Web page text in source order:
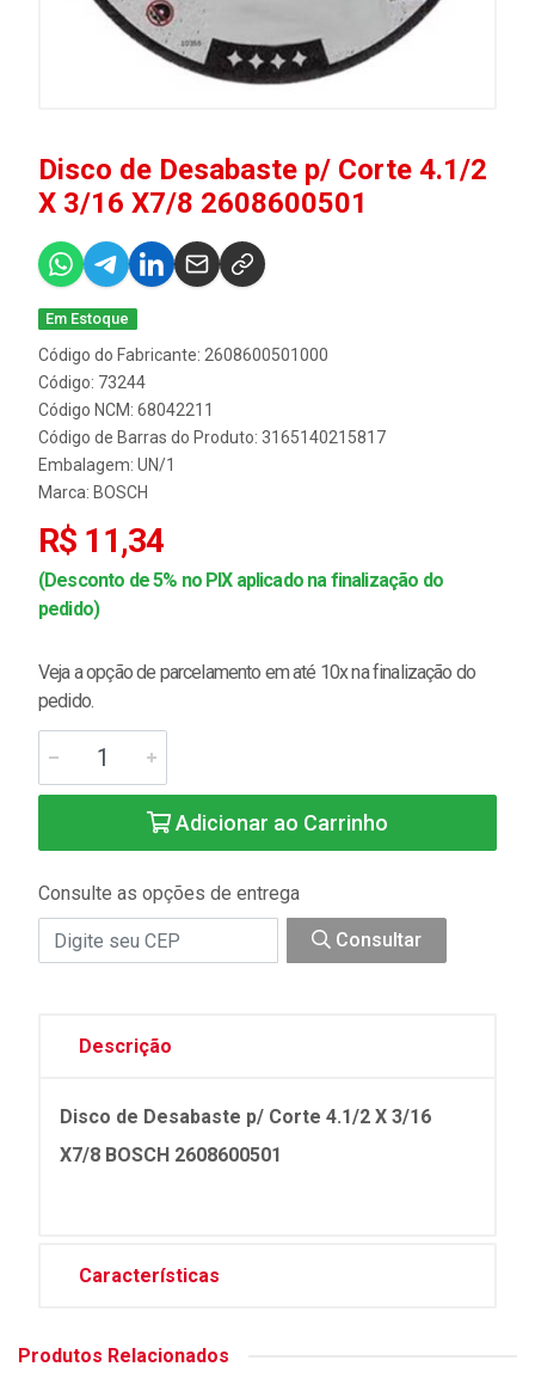
Disco de Desabaste p/ Corte 4.1/2
X 3/16 X7/8 2608600501
Em Estoque
Código do Fabricante: 2608600501000
Código: 73244
Código NCM: 68042211
Código de Barras do Produto: 3165140215817
Embalagem: UN/1
Marca: BOSCH
R$ 11,34
(Desconto de 5% no PIX aplicado na finalização do
pedido)
Veja a opção de parcelamento em até 10x na finalização do
pedido.
Adicionar ao Carrinho
Consulte as opções de entrega
Consultar
Descrição
Disco de Desabaste p/ Corte 4.1/2 X 3/16
X7/8 BOSCH 2608600501
Características
Produtos Relacionados